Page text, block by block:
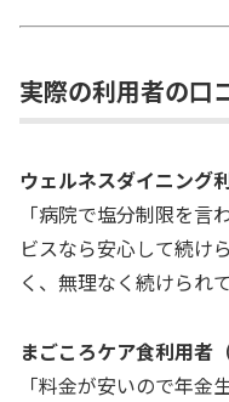
実際の利用者の口
ウェルネスダイニング
「病院で塩分制限を言
ビスなら安心して続け
く、無理なく続けられ
まごころケア食利用者
「料金が安いので年